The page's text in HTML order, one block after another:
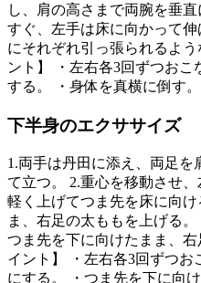
し、肩の高さまで両腕を垂
すぐ、左手は床に向かって
にそれぞれ引っ張られるよ
ント】 ・左右各3回ずつお
する。 ・身体を真横に倒す
下半身のエクササイズ
1.両手は丹田に添え、両足
て立つ。 2.重心を移動させ
軽く上げてつま先を床に向
ま、右足の太ももを上げる
つま先を下に向けたまま、
イント】 ・左右各3回ずつお
にする。 ・つま先を下に向